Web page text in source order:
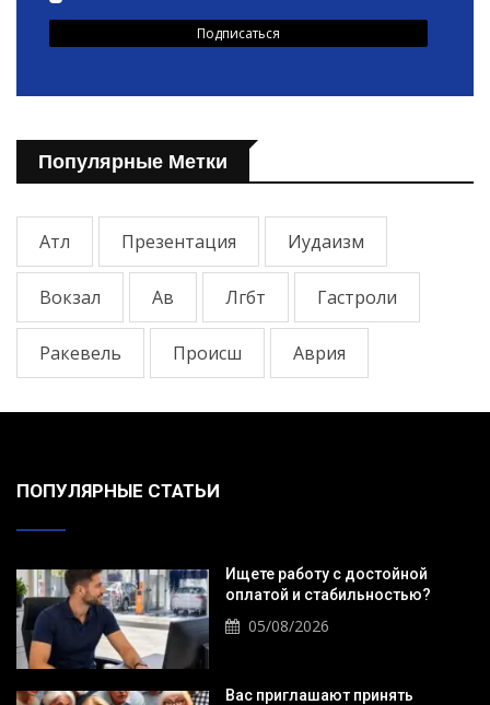
Популярные Метки
Атл Презентация Иудаизм
Вокзал Ав Лгбт Гастроли
Ракевель Происш Аврия
ПОПУЛЯРНЫЕ СТАТЬИ
Ищете работу с достойной
оплатой и стабильностью?
05/08/2026
Вас приглашают принять